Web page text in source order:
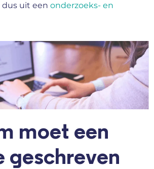
uit een onderzoeks- en
moet een
geschreven